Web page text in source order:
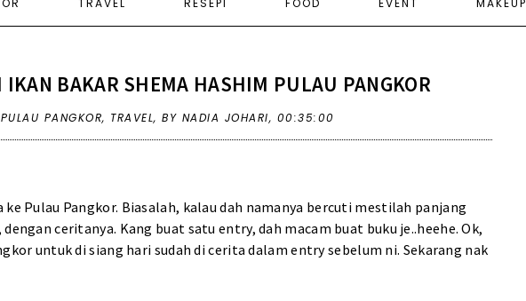
TRAVEL RESEPI FOOD EVENT MAKEUP
BAKAR SHEMA HASHIM PULAU PANGKOR
PULAU PANGKOR, TRAVEL,BY NADIA JOHARI, 00:35:00
Pulau Pangkor. Biasalah, kalau dah namanya bercuti mestilah panjang
ceritanya. Kang buat satu entry, dah macam buat buku je..heehe. Ok,
untuk di siang hari sudah di cerita dalam entry sebelum ni. Sekarang nak